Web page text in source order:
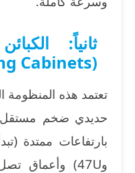
ثانياً:
(Floor-Standing Cabinets)
تعتمد هذه
حديدي ضخم مستقل